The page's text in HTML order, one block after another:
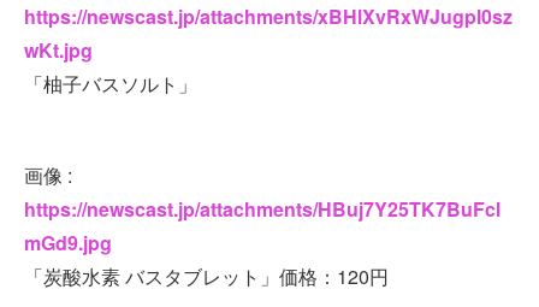
https://newscast.jp/attachments/xBHlXvRxWJugpl0sz
wKt.jpg
「柚子バスソルト」
画像 :
https://newscast.jp/attachments/HBuj7Y25TK7BuFcl
mGd9.jpg
「炭酸水素 バスタブレット」価格：120円